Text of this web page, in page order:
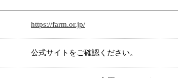
https://farm.or.jp/
公式サイトをご確認ください。